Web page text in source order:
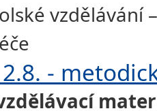
vzdělávání
-